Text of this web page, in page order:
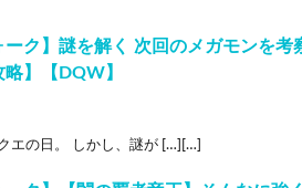
ーク】謎を解く 次回のメガモンを考
略】【DQW】
エの日。 しかし、謎が […][…]